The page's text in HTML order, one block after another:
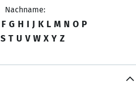
Nachname:
F G H I J K L M N O P
S T U V W X Y Z